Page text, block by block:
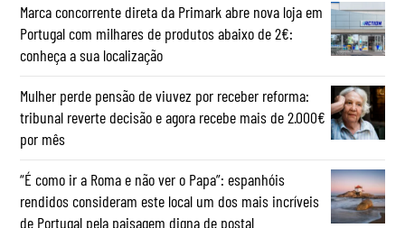
Marca concorrente direta da Primark abre nova loja em
Portugal com milhares de produtos abaixo de 2€:
conheça a sua localização
Mulher perde pensão de viuvez por receber reforma:
tribunal reverte decisão e agora recebe mais de 2.000€
por mês
“É como ir a Roma e não ver o Papa”: espanhóis
rendidos consideram este local um dos mais incríveis
de Portugal pela paisagem digna de postal